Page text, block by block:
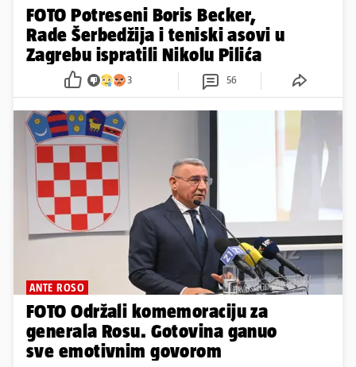
FOTO Potreseni Boris Becker,
Rade Šerbedžija i teniski asovi u
Zagrebu ispratili Nikolu Pilića
3 56
ANTE ROSO
FOTO Održali komemoraciju za
generala Rosu. Gotovina ganuo
sve emotivnim govorom